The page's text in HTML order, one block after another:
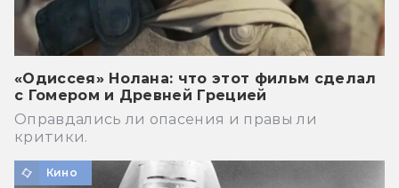
«Одиссея» Нолана: что этот фильм сделал
с Гомером и Древней Грецией
Оправдались ли опасения и правы ли
критики.
Кино